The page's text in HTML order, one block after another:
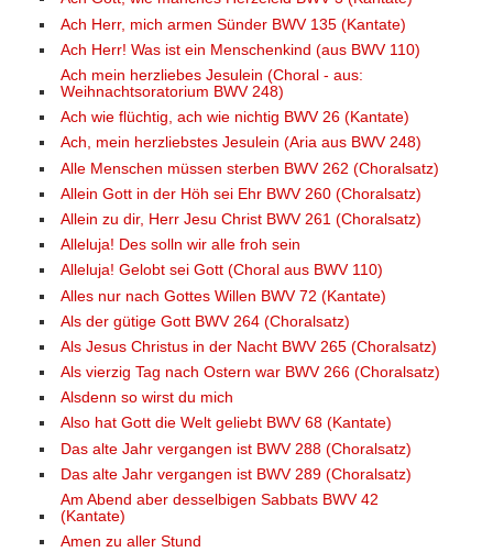
Ach Herr, mich armen Sünder BWV 135 (Kantate)
Ach Herr! Was ist ein Menschenkind (aus BWV 110)
Ach mein herzliebes Jesulein (Choral - aus:
Weihnachtsoratorium BWV 248)
Ach wie flüchtig, ach wie nichtig BWV 26 (Kantate)
Ach, mein herzliebstes Jesulein (Aria aus BWV 248)
Alle Menschen müssen sterben BWV 262 (Choralsatz)
Allein Gott in der Höh sei Ehr BWV 260 (Choralsatz)
Allein zu dir, Herr Jesu Christ BWV 261 (Choralsatz)
Alleluja! Des solln wir alle froh sein
Alleluja! Gelobt sei Gott (Choral aus BWV 110)
Alles nur nach Gottes Willen BWV 72 (Kantate)
Als der gütige Gott BWV 264 (Choralsatz)
Als Jesus Christus in der Nacht BWV 265 (Choralsatz)
Als vierzig Tag nach Ostern war BWV 266 (Choralsatz)
Alsdenn so wirst du mich
Also hat Gott die Welt geliebt BWV 68 (Kantate)
Das alte Jahr vergangen ist BWV 288 (Choralsatz)
Das alte Jahr vergangen ist BWV 289 (Choralsatz)
Am Abend aber desselbigen Sabbats BWV 42
(Kantate)
Amen zu aller Stund